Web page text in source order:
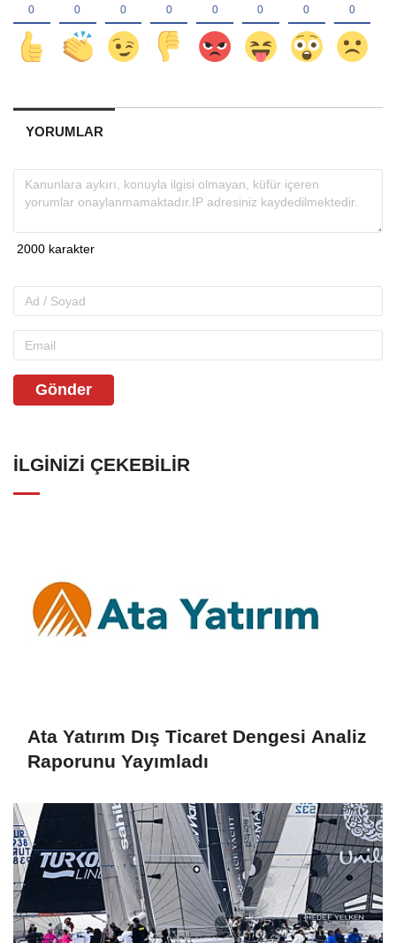
YORUMLAR
Gönder
İLGINIZI ÇEKEBILIR
Ata Yatırım Dış Ticaret Dengesi Analiz
Raporunu Yayımladı